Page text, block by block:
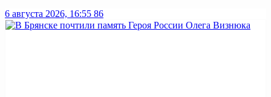
6 августа 2026, 16:55 86